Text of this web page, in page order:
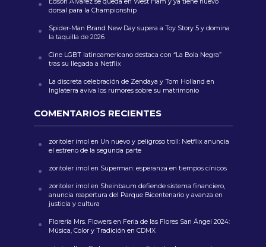
dorsal para la Championship
Spider-Man Brand New Day supera a Toy Story 5 y domina
la taquilla de 2026
Cine LGBT latinoamericano destaca con “La Bola Negra”
tras su llegada a Netflix
La discreta celebración de Zendaya y Tom Holland en
Inglaterra aviva los rumores sobre su matrimonio
COMENTARIOS RECIENTES
zoritoler imol en Un nuevo y peligroso troll: Netflix anuncia
el estreno de la segunda parte
zoritoler imol en Superman: esperanza en tiempos cínicos
zoritoler imol en Sheinbaum defiende sistema financiero,
anuncia reapertura del Parque Bicentenario y avanza en
justicia y cultura
Florería Mrs. Flowersen Feria de las Flores San Ángel 2024:
Música, Color y Tradición en CDMX